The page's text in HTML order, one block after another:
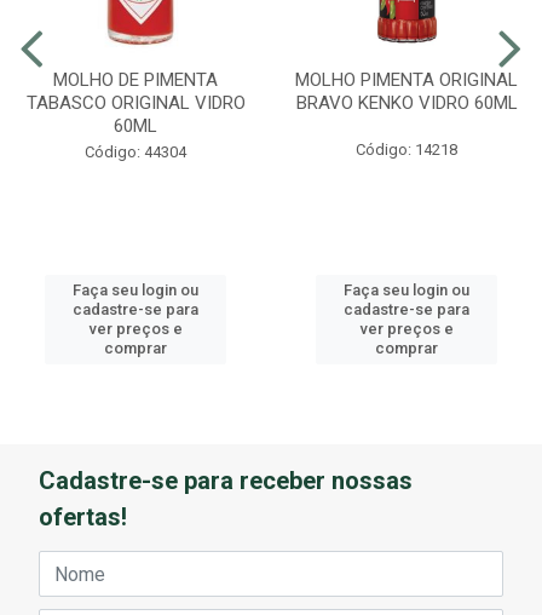
MOLHO DE PIMENTA
TABASCO ORIGINAL VIDRO
60ML
Código: 44304
Faça seu login ou
cadastre-se para
ver preços e
comprar
MOLHO PIMENTA ORIGINAL
BRAVO KENKO VIDRO 60ML
Código: 14218
Faça seu login ou
cadastre-se para
ver preços e
comprar
Cadastre-se para receber nossas
ofertas!